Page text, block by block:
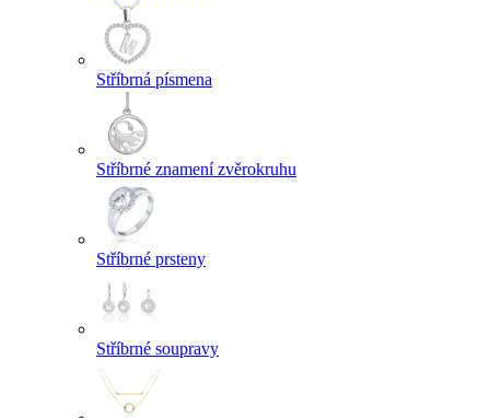
Stříbrná písmena
Stříbrné znamení zvěrokruhu
Stříbrné prsteny
Stříbrné soupravy